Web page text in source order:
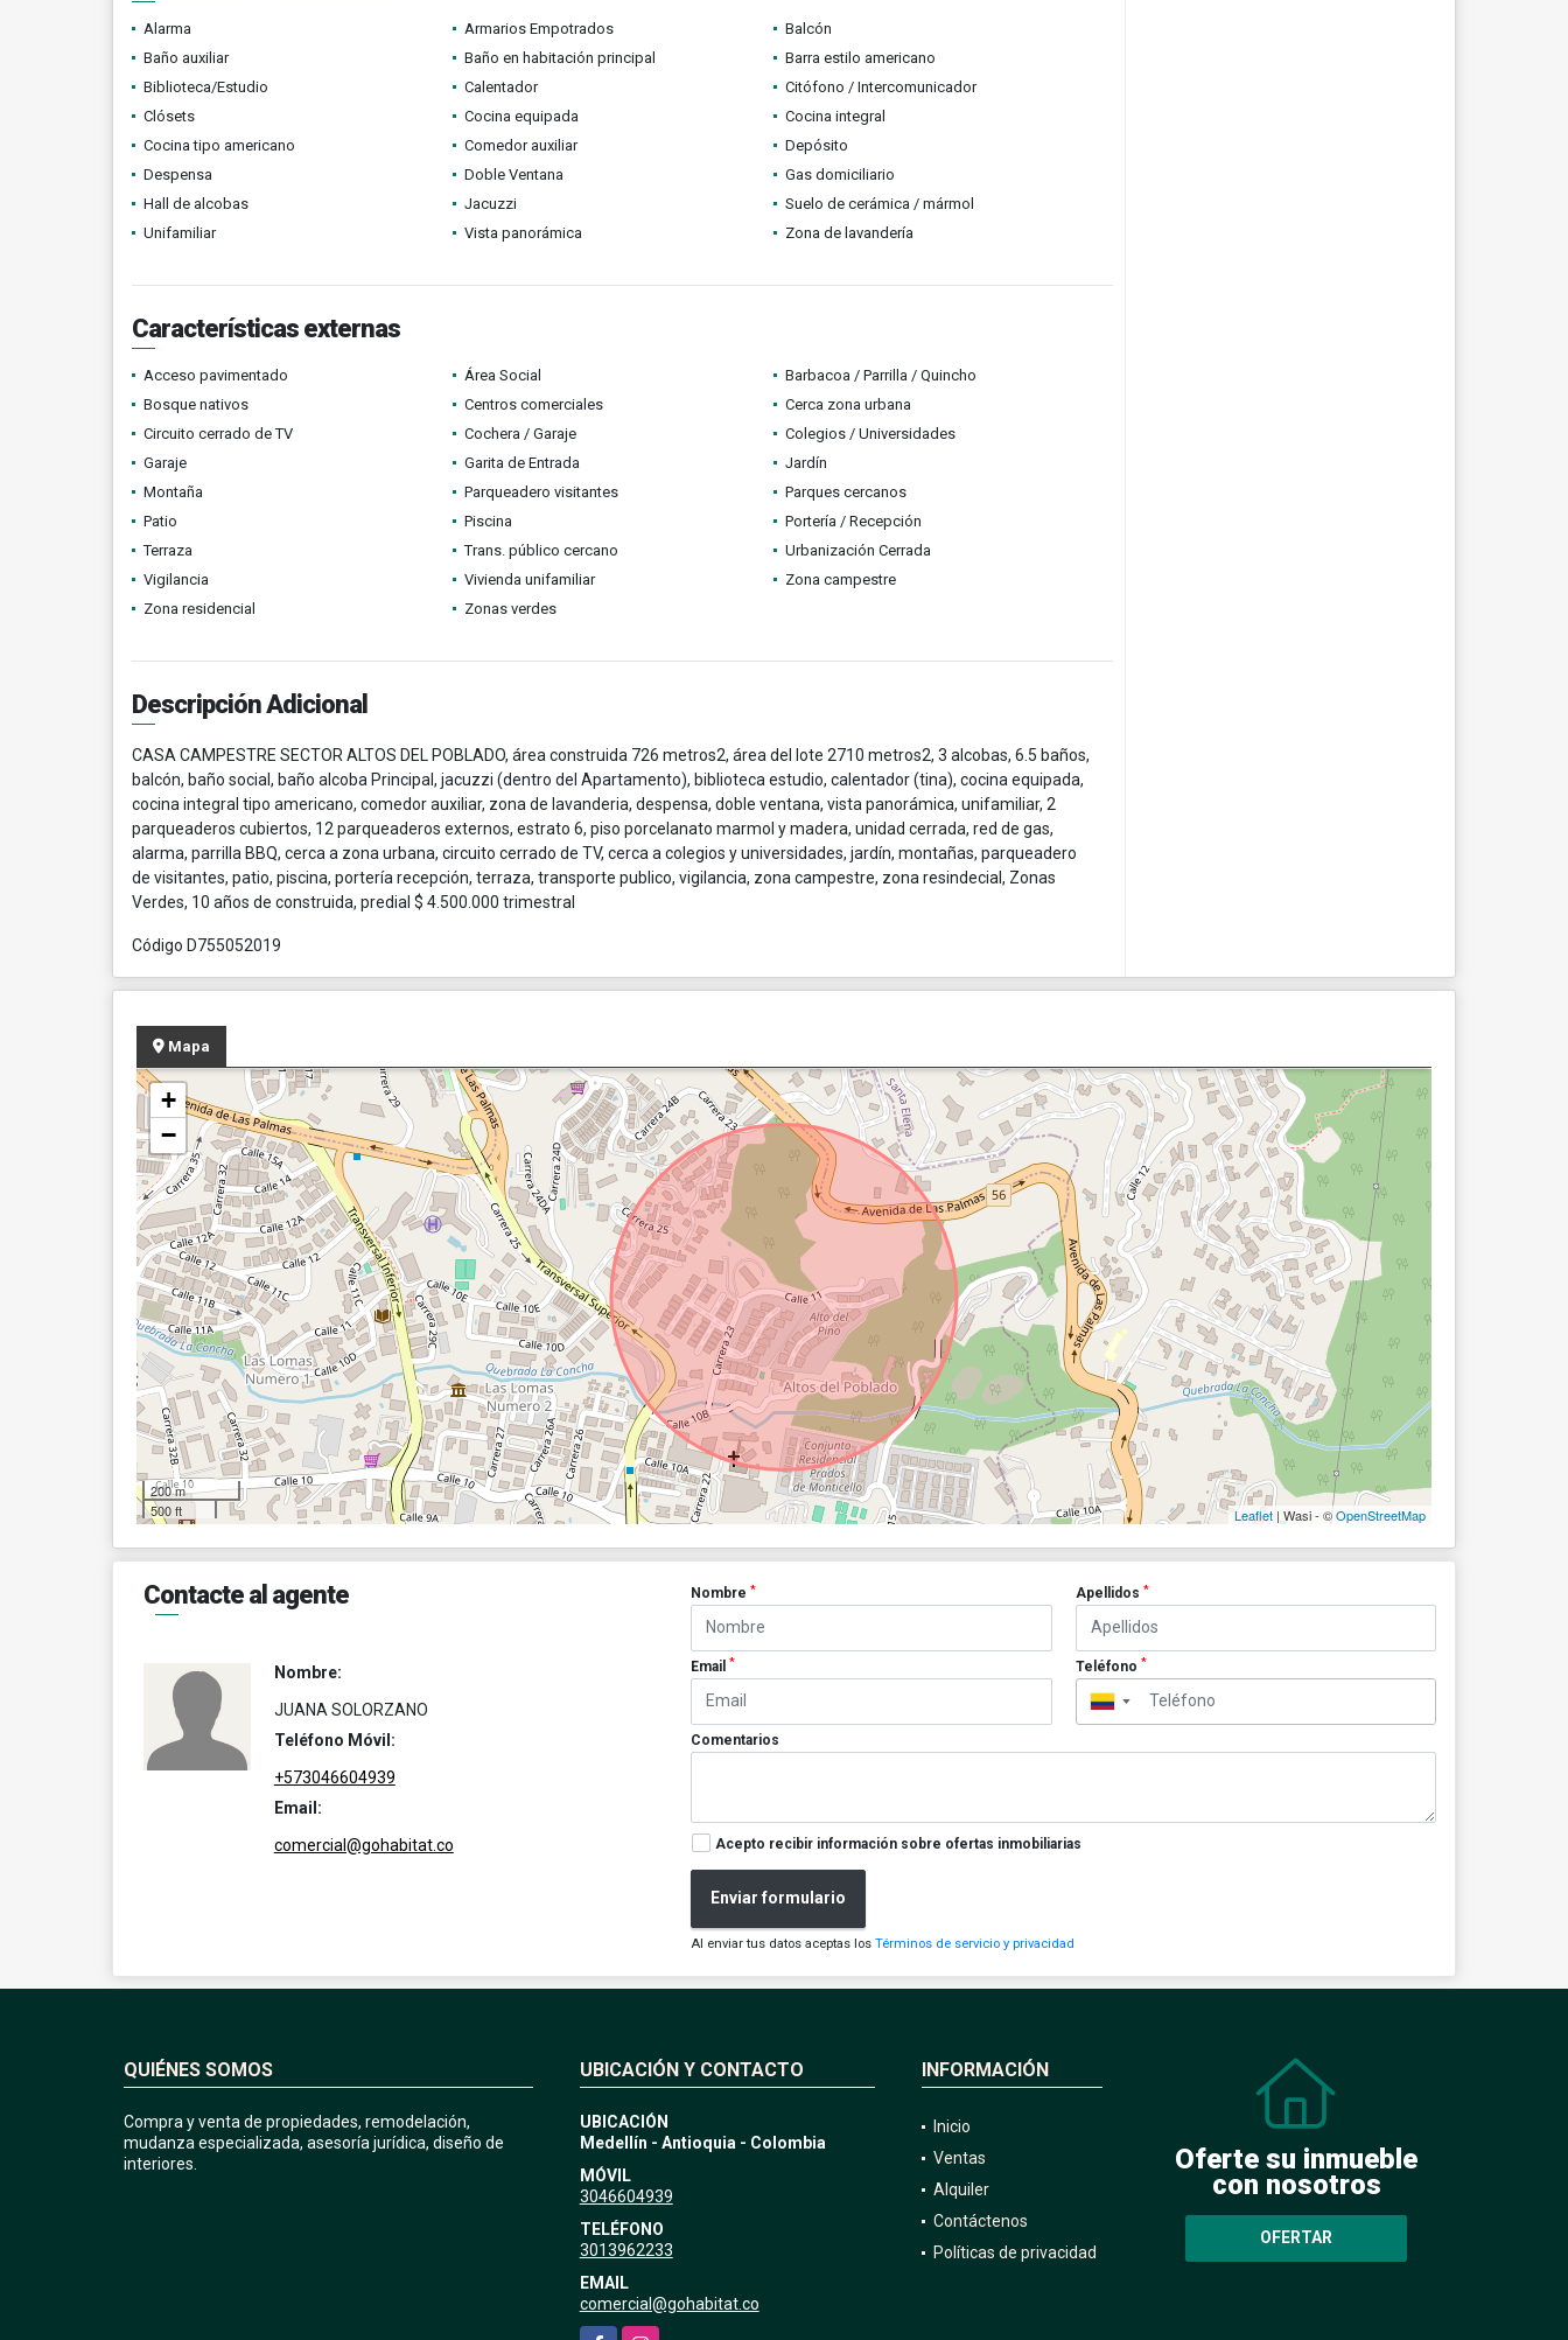
Alarma Armarios Empotrados
Balcón
Baño auxiliar
Baño en habitación principal
Barra estilo americano
Biblioteca/Estudio
Calentador
Citófono / Intercomunicador
Clósets
Cocina equipada
Cocina integral
Cocina tipo americano
Comedor auxiliar
Depósito
Despensa
Doble Ventana
Gas domiciliario
Hall de alcobas
Jacuzzi
Suelo de cerámica / mármol
Unifamiliar
Vista panorámica Zona de lavandería
Características externas
Acceso pavimentado Área Social
Barbacoa / Parrilla / Quincho
Bosque nativos
Centros comerciales
Cerca zona urbana
Circuito cerrado de TV
Cochera / Garaje
Colegios / Universidades
Garaje
Garita de Entrada
Jardín
Montaña
Parqueadero visitantes
Parques cercanos
Patio
Piscina
Portería / Recepción
Terraza
Trans. público cercano
Urbanización Cerrada
Vigilancia
Vivienda unifamiliar
Zona campestre
Zona residencial
Zonas verdes
Descripción Adicional
CASA CAMPESTRE SECTOR ALTOS DEL POBLADO, área construida 726 metros2, área del lote 2710 metros2, 3 alcobas, 6.5 baños,
balcón, baño social, baño alcoba Principal, jacuzzi (dentro del Apartamento), biblioteca estudio, calentador (tina), cocina equipada,
cocina integral tipo americano, comedor auxiliar, zona de lavanderia, despensa, doble ventana, vista panorámica, unifamiliar, 2
parqueaderos cubiertos, 12 parqueaderos externos, estrato 6, piso porcelanato marmol y madera, unidad cerrada, red de gas,
alarma, parrilla BBQ, cerca a zona urbana, circuito cerrado de TV, cerca a colegios y universidades, jardín, montañas, parqueadero
de visitantes, patio, piscina, portería recepción, terraza, transporte publico, vigilancia, zona campestre, zona resindecial, Zonas
Verdes, 10 años de construida, predial $ 4.500.000 trimestral
Código D755052019
Mapa
+
−
200 m
500 ft
Leaflet | Wasi - ©OpenStreetMap
Contacte al agente
Nombre:
JUANA SOLORZANO
Teléfono Móvil:
+573046604939
Email:
comercial@gohabitat.co
Nombre* Apellidos *
Email* Teléfono *
▼
Comentarios
Acepto recibir información sobre ofertas inmobiliarias
Enviar formulario
Al enviar tus datos aceptas losTérminos de servicio y privacidad
QUIÉNES SOMOS
Compra y venta de propiedades, remodelación,
mudanza especializada, asesoría jurídica, diseño de
interiores.
UBICACIÓN Y CONTACTO
UBICACIÓN
Medellín - Antioquia - Colombia
MÓVIL
3046604939
TELÉFONO
3013962233
EMAIL
comercial@gohabitat.co
INFORMACIÓN
Inicio
Ventas
Alquiler
Contáctenos
Políticas de privacidad
Oferte su inmueble
con nosotros
OFERTAR